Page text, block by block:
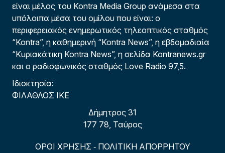
είναι μέλος του Kontra Media Group ανάμεσα στα
υπόλοιπα μέσα του ομίλου που είναι: ο
περιφερειακός ενημερωτικός τηλεοπτικός σταθμός
“Kontra”, η καθημερινή “Kontra News”, η εβδομαδιαία
“Κυριακάτικη Kontra News”, η σελίδα Kontranews.gr
και ο ραδιοφωνικός σταθμός Love Radio 97,5.
Ιδιοκτησία:
ΦΙΛΑΘΛΟΣ ΙΚΕ
Δήμητρος 31
177 78, Ταύρος
ΟΡΟΙ ΧΡΗΣΗΣ - ΠΟΛΙΤΙΚΗ ΑΠΟΡΡΗΤΟΥ